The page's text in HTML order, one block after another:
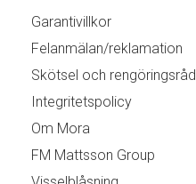
Garantivillkor
Felanmälan/reklamation
Skötsel och rengöringsråd
Integritetspolicy
Om Mora
FM Mattsson Group